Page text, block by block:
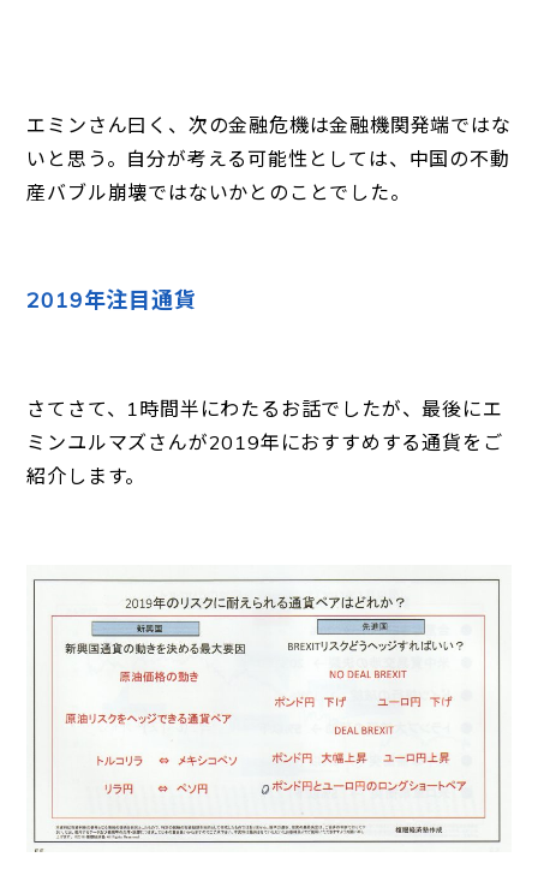
エミンさん曰く、次の金融危機は金融機関発端ではな
いと思う。自分が考える可能性としては、中国の不動
産バブル崩壊ではないかとのことでした。
2019年注目通貨
さてさて、1時間半にわたるお話でしたが、最後にエ
ミンユルマズさんが2019年におすすめする通貨をご
紹介します。